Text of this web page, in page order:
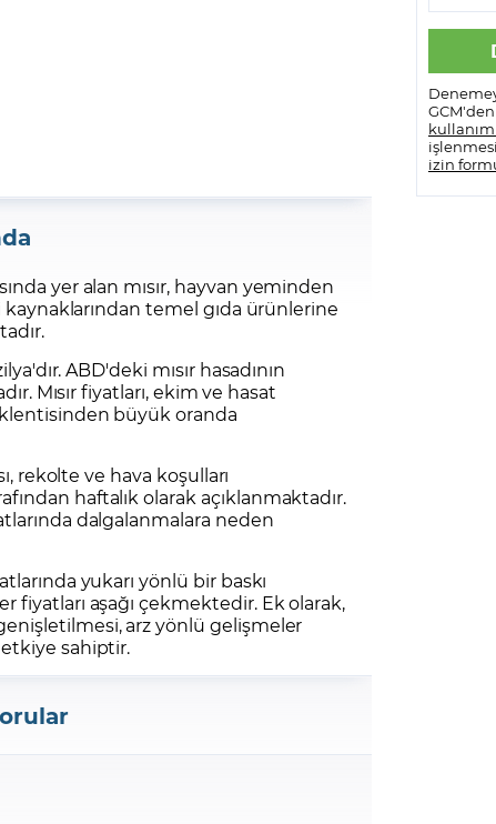
yer alan mısır, hayvan yeminden
kaynaklarından temel gıda ürünlerine
ABD'deki mısır hasadının
Mısır fiyatları, ekim ve hasat
büyük oranda
rekolte ve hava koşulları
haftalık olarak açıklanmaktadır.
dalgalanmalara neden
yukarı yönlü bir baskı
aşağı çekmektedir. Ek olarak,
arz yönlü gelişmeler
sahiptir.
GCM'den
kullanım
izin